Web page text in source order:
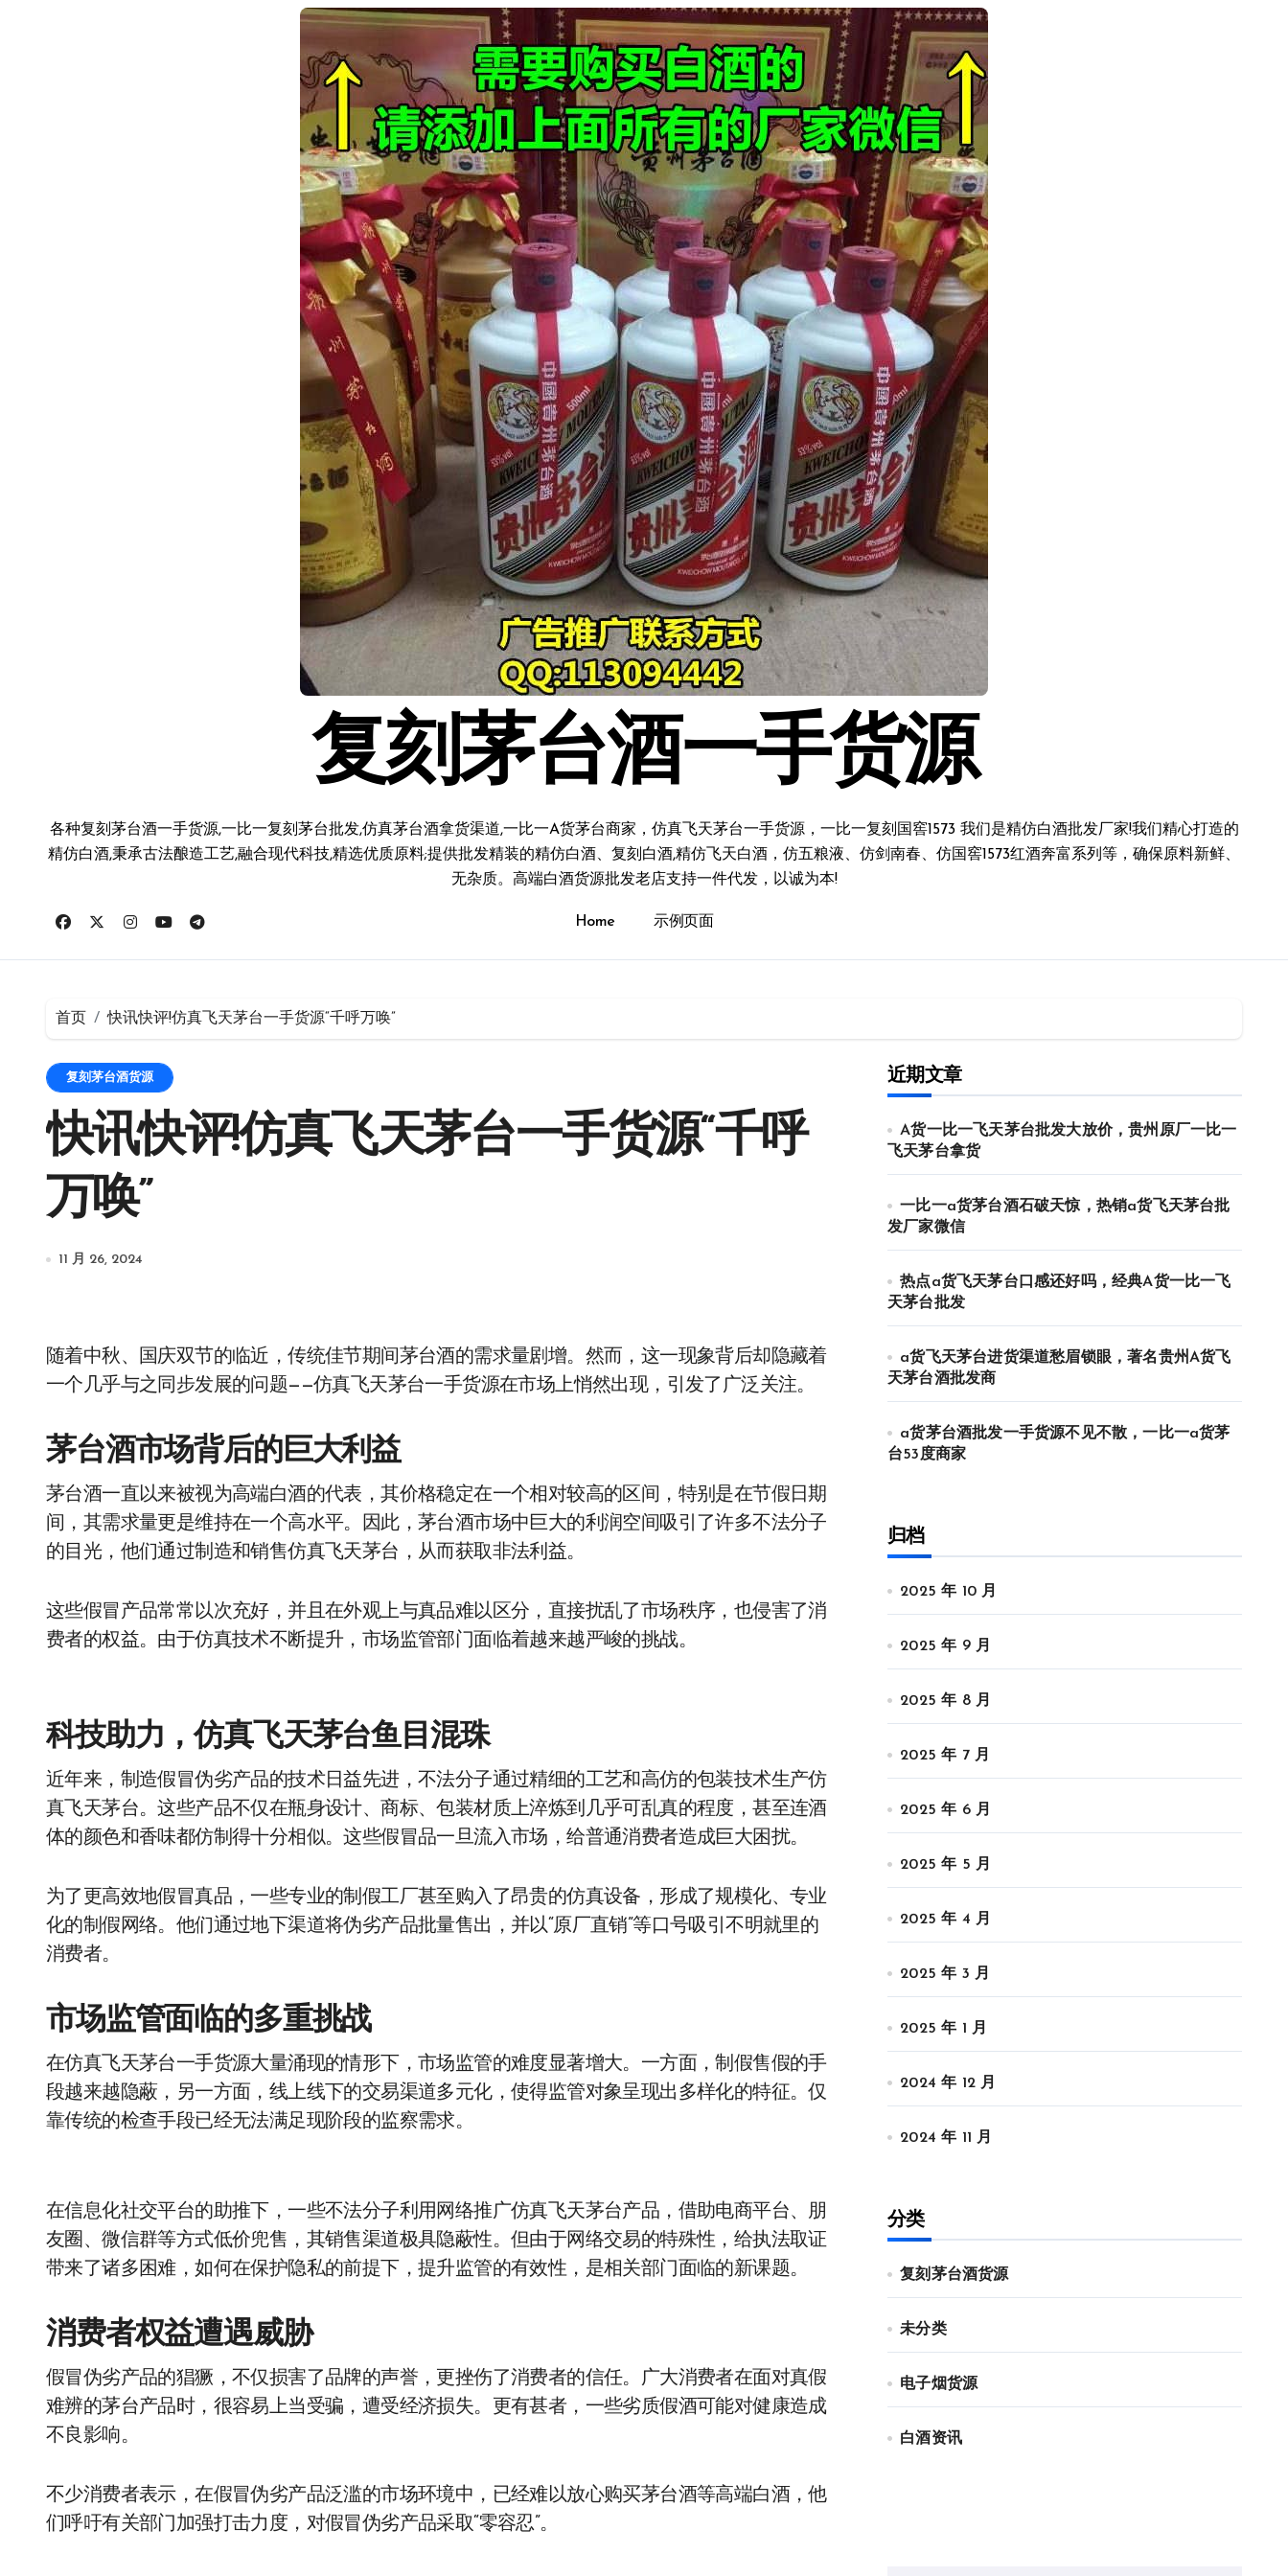
复刻茅台酒一手货源
各种复刻茅台酒一手货源,一比一复刻茅台批发,仿真茅台酒拿货渠道,一比一A货茅台商家，仿真飞天茅台一手货源，一比一复刻国窖1573 我们是精仿白酒批发厂家!我们精心打造的
精仿白酒,秉承古法酿造工艺,融合现代科技,精选优质原料;提供批发精装的精仿白酒、复刻白酒,精仿飞天白酒，仿五粮液、仿剑南春、仿国窖1573红酒奔富系列等，确保原料新鲜、
无杂质。高端白酒货源批发老店支持一件代发，以诚为本!
Home 示例页面
首页 快讯快评!仿真飞天茅台一手货源“千呼万唤”
复刻茅台酒货源
快讯快评!仿真飞天茅台一手货源“千呼
万唤”
11 月 26, 2024
随着中秋、国庆双节的临近，传统佳节期间茅台酒的需求量剧增。然而，这一现象背后却隐藏着
一个几乎与之同步发展的问题——仿真飞天茅台一手货源在市场上悄然出现，引发了广泛关注。
茅台酒市场背后的巨大利益
茅台酒一直以来被视为高端白酒的代表，其价格稳定在一个相对较高的区间，特别是在节假日期
间，其需求量更是维持在一个高水平。因此，茅台酒市场中巨大的利润空间吸引了许多不法分子
的目光，他们通过制造和销售仿真飞天茅台，从而获取非法利益。
这些假冒产品常常以次充好，并且在外观上与真品难以区分，直接扰乱了市场秩序，也侵害了消
费者的权益。由于仿真技术不断提升，市场监管部门面临着越来越严峻的挑战。
科技助力，仿真飞天茅台鱼目混珠
近年来，制造假冒伪劣产品的技术日益先进，不法分子通过精细的工艺和高仿的包装技术生产仿
真飞天茅台。这些产品不仅在瓶身设计、商标、包装材质上淬炼到几乎可乱真的程度，甚至连酒
体的颜色和香味都仿制得十分相似。这些假冒品一旦流入市场，给普通消费者造成巨大困扰。
为了更高效地假冒真品，一些专业的制假工厂甚至购入了昂贵的仿真设备，形成了规模化、专业
化的制假网络。他们通过地下渠道将伪劣产品批量售出，并以“原厂直销”等口号吸引不明就里的
消费者。
市场监管面临的多重挑战
在仿真飞天茅台一手货源大量涌现的情形下，市场监管的难度显著增大。一方面，制假售假的手
段越来越隐蔽，另一方面，线上线下的交易渠道多元化，使得监管对象呈现出多样化的特征。仅
靠传统的检查手段已经无法满足现阶段的监察需求。
在信息化社交平台的助推下，一些不法分子利用网络推广仿真飞天茅台产品，借助电商平台、朋
友圈、微信群等方式低价兜售，其销售渠道极具隐蔽性。但由于网络交易的特殊性，给执法取证
带来了诸多困难，如何在保护隐私的前提下，提升监管的有效性，是相关部门面临的新课题。
消费者权益遭遇威胁
假冒伪劣产品的猖獗，不仅损害了品牌的声誉，更挫伤了消费者的信任。广大消费者在面对真假
难辨的茅台产品时，很容易上当受骗，遭受经济损失。更有甚者，一些劣质假酒可能对健康造成
不良影响。
不少消费者表示，在假冒伪劣产品泛滥的市场环境中，已经难以放心购买茅台酒等高端白酒，他
们呼吁有关部门加强打击力度，对假冒伪劣产品采取“零容忍”。
近期文章
A货一比一飞天茅台批发大放价，贵州原厂一比一
飞天茅台拿货
一比一a货茅台酒石破天惊，热销a货飞天茅台批
发厂家微信
热点a货飞天茅台口感还好吗，经典A货一比一飞
天茅台批发
a货飞天茅台进货渠道愁眉锁眼，著名贵州A货飞
天茅台酒批发商
a货茅台酒批发一手货源不见不散，一比一a货茅
台53度商家
归档
2025 年 10 月
2025 年 9 月
2025 年 8 月
2025 年 7 月
2025 年 6 月
2025 年 5 月
2025 年 4 月
2025 年 3 月
2025 年 1 月
2024 年 12 月
2024 年 11 月
分类
复刻茅台酒货源
未分类
电子烟货源
白酒资讯